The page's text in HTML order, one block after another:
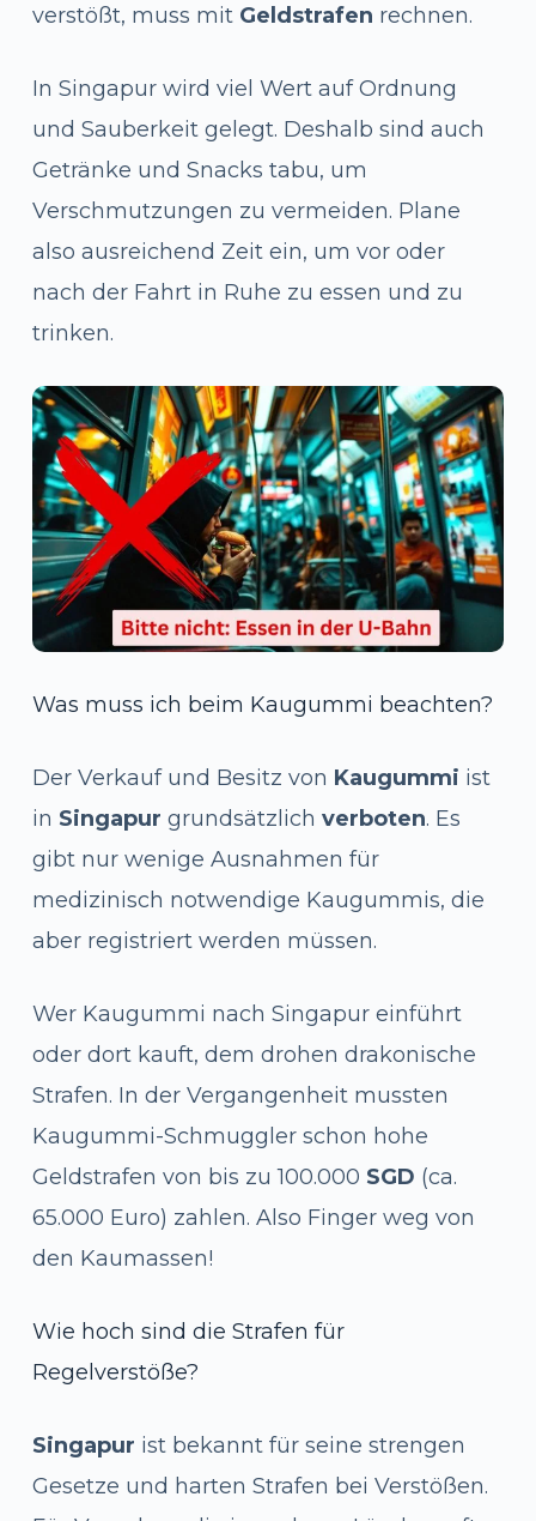
verstößt, muss mit Geldstrafen rechnen.
In Singapur wird viel Wert auf Ordnung
und Sauberkeit gelegt. Deshalb sind auch
Getränke und Snacks tabu, um
Verschmutzungen zu vermeiden. Plane
also ausreichend Zeit ein, um vor oder
nach der Fahrt in Ruhe zu essen und zu
trinken.
Was muss ich beim Kaugummi beachten?
Der Verkauf und Besitz von Kaugummi ist
in Singapur grundsätzlich verboten. Es
gibt nur wenige Ausnahmen für
medizinisch notwendige Kaugummis, die
aber registriert werden müssen.
Wer Kaugummi nach Singapur einführt
oder dort kauft, dem drohen drakonische
Strafen. In der Vergangenheit mussten
Kaugummi-Schmuggler schon hohe
Geldstrafen von bis zu 100.000 SGD (ca.
65.000 Euro) zahlen. Also Finger weg von
den Kaumassen!
Wie hoch sind die Strafen für
Regelverstöße?
Singapur ist bekannt für seine strengen
Gesetze und harten Strafen bei Verstößen.